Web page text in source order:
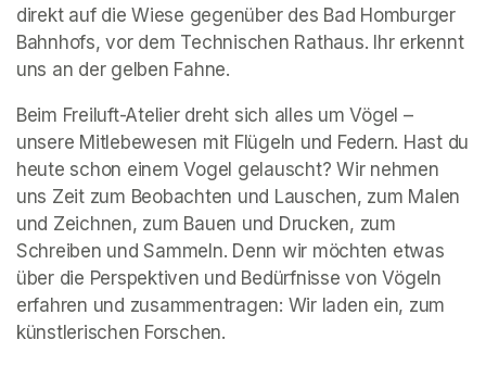
direkt auf die Wiese gegenüber des Bad Homburger
Bahnhofs, vor dem Technischen Rathaus. Ihr erkennt
uns an der gelben Fahne.
Beim Freiluft-Atelier dreht sich alles um Vögel –
unsere Mitlebewesen mit Flügeln und Federn. Hast du
heute schon einem Vogel gelauscht? Wir nehmen
uns Zeit zum Beobachten und Lauschen, zum Malen
und Zeichnen, zum Bauen und Drucken, zum
Schreiben und Sammeln. Denn wir möchten etwas
über die Perspektiven und Bedürfnisse von Vögeln
erfahren und zusammentragen: Wir laden ein, zum
künstlerischen Forschen.